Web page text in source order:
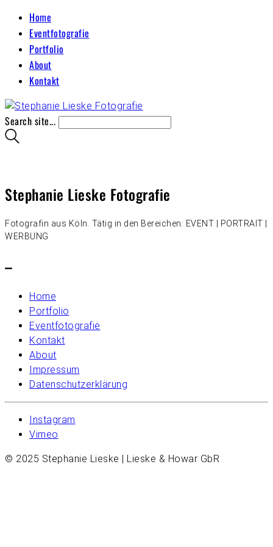
Home
Eventfotografie
Portfolio
About
Kontakt
Search site...
Stephanie Lieske Fotografie
Fotografin aus Köln. Tätig in den Bereichen: EVENT | PORTRAIT |
WERBUNG
–
Home
Portfolio
Eventfotografie
Kontakt
About
Impressum
Datenschutzerklärung
Instagram
Vimeo
© 2025 Stephanie Lieske | Lieske & Howar GbR